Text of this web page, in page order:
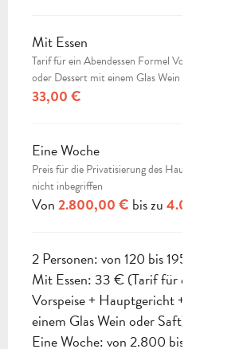
Mit Essen
Tarif für ein Abendessen Formel Vorspeise +
oder Dessert mit einem Glas Wein oder Saft
33,00 €
Eine Woche
Preis für die Privatisierung des Hauses für 10
nicht inbegriffen
Von 2.800,00 € bis zu 4.000,00 €
2 Personen: von 120 bis 195 €
Mit Essen: 33 € (Tarif für ein
Vorspeise + Hauptgericht + Käse
einem Glas Wein oder Saft)
Eine Woche: von 2.800 bis 4.000 €